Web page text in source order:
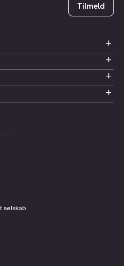
Tilmeld
selskab